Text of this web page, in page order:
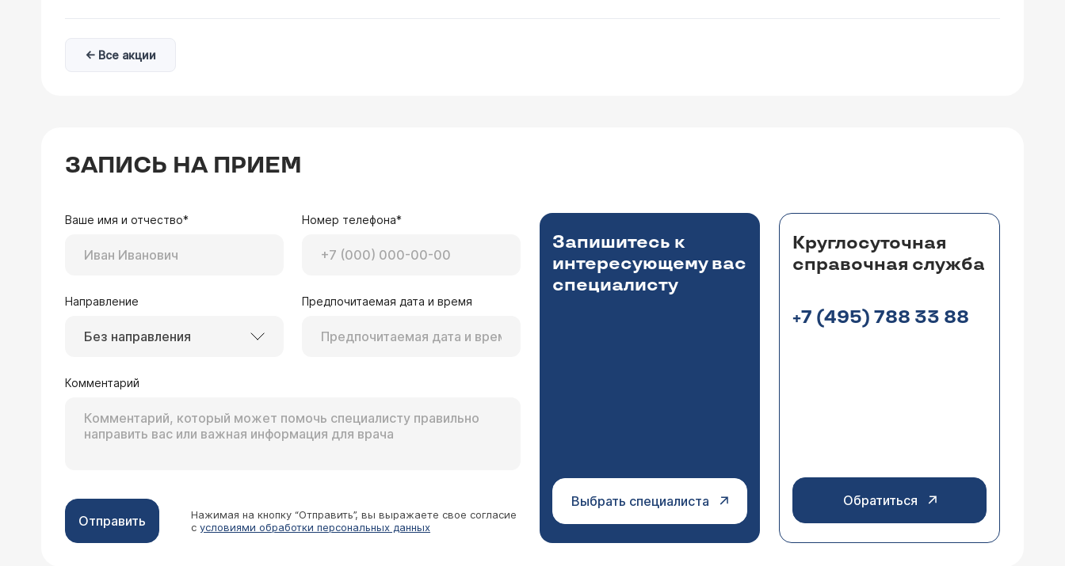
← Все акции
ЗАПИСЬ НА ПРИЕМ
Ваше имя и отчество* Номер телефона*
Направление
Без направления
Предпочитаемая дата и время
Комментарий
Отправить
Нажимая на кнопку “Отправить”, вы выражаете свое согласие
с условиями обработки персональных данных
Запишитесь к
интересующему вас
специалисту
Выбрать специалиста
Круглосуточная
справочная служба
+7 (495) 788 33 88
Обратиться